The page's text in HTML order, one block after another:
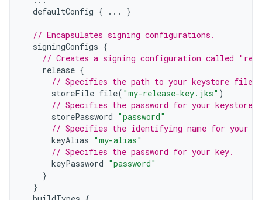
defaultConfig { ... }
// Encapsulates signing configurations.
signingConfigs {
// Creates a signing configuration called
release {
// Specifies the path to your keystore file.
storeFile file( "my-release-key.jks" )
// Specifies the password for your keystore.
storePassword "password"
// Specifies the identifying name for your
keyAlias "my-alias"
// Specifies the password for your key.
keyPassword "password"
}
}